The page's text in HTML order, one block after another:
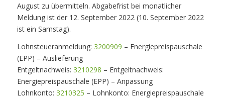
August zu übermitteln. Abgabefrist bei monatlicher
Meldung ist der 12. September 2022 (10. September 2022
ist ein Samstag).
Lohnsteueranmeldung: 3200909 – Energiepreispauschale
(EPP) – Auslieferung
Entgeltnachweis: 3210298 – Entgeltnachweis:
Energiepreispauschale (EPP) – Anpassung
Lohnkonto: 3210325 – Lohnkonto: Energiepreispauschale